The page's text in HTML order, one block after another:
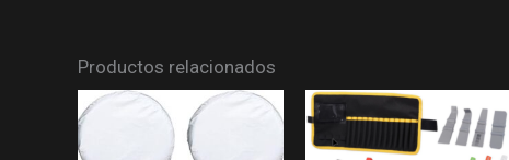
Productos relacionados